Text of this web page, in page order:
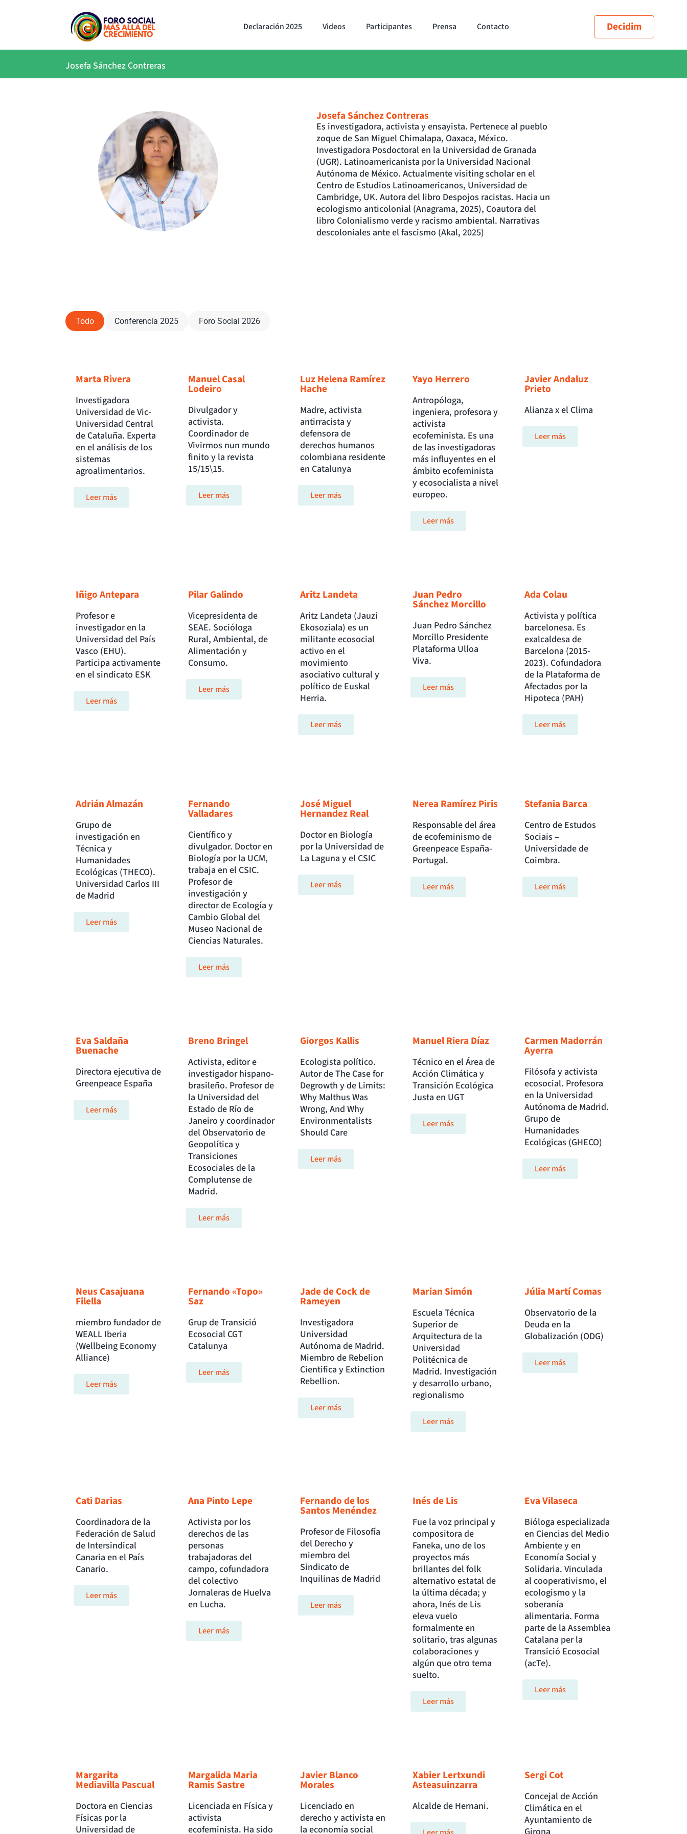
Declaración 2025 Videos Participantes Prensa Contacto Decidim
Josefa Sánchez Contreras
Josefa Sánchez Contreras
Es investigadora, activista y ensayista. Pertenece al pueblo
zoque de San Miguel Chimalapa, Oaxaca, México.
Investigadora Posdoctoral en la Universidad de Granada
(UGR). Latinoamericanista por la Universidad Nacional
Autónoma de México. Actualmente visiting scholar en el
Centro de Estudios Latinoamericanos, Universidad de
Cambridge, UK. Autora del libro Despojos racistas. Hacia un
ecologismo anticolonial (Anagrama, 2025), Coautora del
libro Colonialismo verde y racismo ambiental. Narrativas
descoloniales ante el fascismo (Akal, 2025)
Conferencia 2025 Foro Social 2026
Todo
Marta Rivera
Investigadora
Universidad de Vic-
Universidad Central
de Cataluña. Experta
en el análisis de los
sistemas
agroalimentarios.
Leer más
Manuel Casal
Lodeiro
Divulgador y
activista.
Coordinador de
Vivirmos nun mundo
finito y la revista
15/15\15.
Leer más
Luz Helena Ramírez
Hache
Madre, activista
antirracista y
defensora de
derechos humanos
colombiana residente
en Catalunya
Leer más
Yayo Herrero
Antropóloga,
ingeniera, profesora y
activista
ecofeminista. Es una
de las investigadoras
más influyentes en el
ámbito ecofeminista
y ecosocialista a nivel
europeo.
Leer más
Javier Andaluz
Prieto
Alianza x el Clima
Leer más
Iñigo Antepara
Profesor e
investigador en la
Universidad del País
Vasco (EHU).
Participa activamente
en el sindicato ESK
Leer más
Pilar Galindo
Vicepresidenta de
SEAE. Socióloga
Rural, Ambiental, de
Alimentación y
Consumo.
Leer más
Aritz Landeta
Aritz Landeta (Jauzi
Ekosoziala) es un
militante ecosocial
activo en el
movimiento
asociativo cultural y
político de Euskal
Herria.
Leer más
Juan Pedro
Sánchez Morcillo
Juan Pedro Sánchez
Morcillo Presidente
Plataforma Ulloa
Viva.
Leer más
Ada Colau
Activista y política
barcelonesa. Es
exalcaldesa de
Barcelona (2015-
2023). Cofundadora
de la Plataforma de
Afectados por la
Hipoteca (PAH)
Leer más
Adrián Almazán
Grupo de
investigación en
Técnica y
Humanidades
Ecológicas (THECO).
Universidad Carlos III
de Madrid
Leer más
Fernando
Valladares
Científico y
divulgador. Doctor en
Biología por la UCM,
trabaja en el CSIC.
Profesor de
investigación y
director de Ecología y
Cambio Global del
Museo Nacional de
Ciencias Naturales.
Leer más
José Miguel
Hernandez Real
Doctor en Biología
por la Universidad de
La Laguna y el CSIC
Leer más
Nerea Ramírez Piris
Responsable del área
de ecofeminismo de
Greenpeace España-
Portugal.
Leer más
Stefania Barca
Centro de Estudos
Sociais –
Universidade de
Coimbra.
Leer más
Eva Saldaña
Buenache
Directora ejecutiva de
Greenpeace España
Leer más
Breno Bringel
Activista, editor e
investigador hispano-
brasileño. Profesor de
la Universidad del
Estado de Río de
Janeiro y coordinador
del Observatorio de
Geopolítica y
Transiciones
Ecosociales de la
Complutense de
Madrid.
Leer más
Giorgos Kallis
Ecologista político.
Autor de The Case for
Degrowth y de Limits:
Why Malthus Was
Wrong, And Why
Environmentalists
Should Care
Leer más
Manuel Riera Díaz
Técnico en el Área de
Acción Climática y
Transición Ecológica
Justa en UGT
Leer más
Carmen Madorrán
Ayerra
Filósofa y activista
ecosocial. Profesora
en la Universidad
Autónoma de Madrid.
Grupo de
Humanidades
Ecológicas (GHECO)
Leer más
Neus Casajuana
Filella
miembro fundador de
WEALL Iberia
(Wellbeing Economy
Alliance)
Leer más
Fernando «Topo»
Saz
Grup de Transició
Ecosocial CGT
Catalunya
Leer más
Jade de Cock de
Rameyen
Investigadora
Universidad
Autónoma de Madrid.
Miembro de Rebelion
Cientifica y Extinction
Rebellion.
Leer más
Marian Simón
Escuela Técnica
Superior de
Arquitectura de la
Universidad
Politécnica de
Madrid. Investigación
y desarrollo urbano,
regionalismo
Leer más
Júlia Martí Comas
Observatorio de la
Deuda en la
Globalización (ODG)
Leer más
Cati Darias
Coordinadora de la
Federación de Salud
de Intersindical
Canaria en el País
Canario.
Leer más
Ana Pinto Lepe
Activista por los
derechos de las
personas
trabajadoras del
campo, cofundadora
del colectivo
Jornaleras de Huelva
en Lucha.
Leer más
Fernando de los
Santos Menéndez
Profesor de Filosofía
del Derecho y
miembro del
Sindicato de
Inquilinas de Madrid
Leer más
Inés de Lis
Fue la voz principal y
compositora de
Faneka, uno de los
proyectos más
brillantes del folk
alternativo estatal de
la última década; y
ahora, Inés de Lis
eleva vuelo
formalmente en
solitario, tras algunas
colaboraciones y
algún que otro tema
suelto.
Leer más
Eva Vilaseca
Bióloga especializada
en Ciencias del Medio
Ambiente y en
Economía Social y
Solidaria. Vinculada
al cooperativismo, el
ecologismo y la
soberanía
alimentaria. Forma
parte de la Assemblea
Catalana per la
Transició Ecosocial
(acTe).
Leer más
Margarita
Mediavilla Pascual
Doctora en Ciencias
Físicas por la
Universidad de
Margalida Maria
Ramis Sastre
Licenciada en Física y
activista
ecofeminista. Ha sido
Javier Blanco
Morales
Licenciado en
derecho y activista en
la economía social
Xabier Lertxundi
Asteasuinzarra
Alcalde de Hernani.
Sergi Cot
Concejal de Acción
Climática en el
Ayuntamiento de